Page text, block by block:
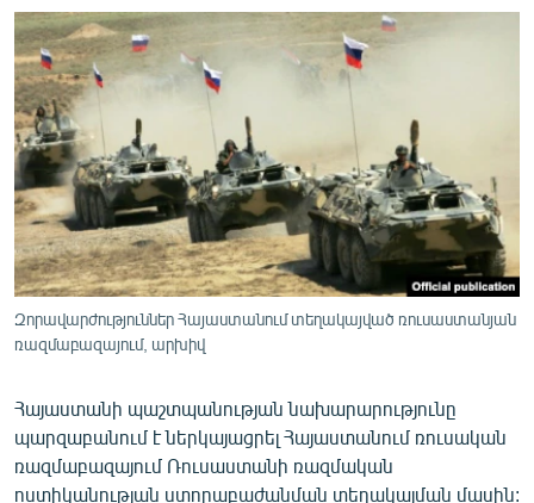
ՏԱՐԱԾԱՇՐՋԱՆ
ՄԻՋԱԶԳԱՅԻՆ
ՄՇԱԿՈՒՅԹ
ՍՊՈՐՏ
ՄԵԿՆԱԲԱՆՈՒԹՅՈՒՆ
ՏՏ ԵՒ ԻՆՏԵՐՆԵՏ
ԿՈՐՈՆԱՎԻՐՈՒՍ
ԱՐԽԻՎ
ՏԵՍԱՆՅՈՒԹԵՐ
ԲԱՆԱՎԵՃ
ՁԳՏԵԼՈՎ ԼԱՎԱԳՈՒՅՆԻՆ
ՓՈԴՔԱՍԹ
Զորավարժություններ Հայաստանում տեղակայված ռուսաստանյան
ռազմաբազայում, արխիվ
Հայաստանի պաշտպանության նախարարությունը
պարզաբանում է ներկայացրել Հայաստանում ռուսական
ռազմաբազայում Ռուսաստանի ռազմական
ոստիկանության ստորաբաժանման տեղակայման մասին: